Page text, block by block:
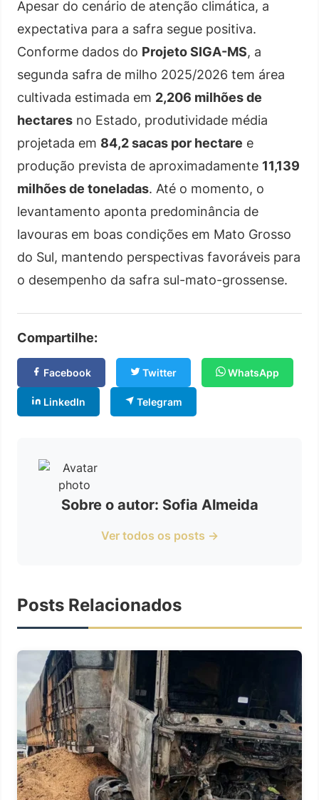
Apesar do cenário de atenção climática, a
expectativa para a safra segue positiva.
Conforme dados do Projeto SIGA-MS, a
segunda safra de milho 2025/2026 tem área
cultivada estimada em 2,206 milhões de
hectares no Estado, produtividade média
projetada em 84,2 sacas por hectare e
produção prevista de aproximadamente 11,139
milhões de toneladas. Até o momento, o
levantamento aponta predominância de
lavouras em boas condições em Mato Grosso
do Sul, mantendo perspectivas favoráveis para
o desempenho da safra sul-mato-grossense.
Compartilhe:
Facebook Twitter WhatsApp
LinkedIn Telegram
Sobre o autor: Sofia Almeida
Ver todos os posts →
Posts Relacionados